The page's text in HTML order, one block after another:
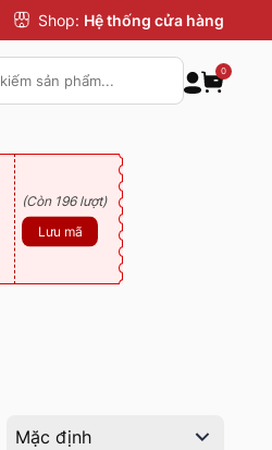
Shop: Hệ thống cửa hàng
0
(Còn 196 lượt)
Lưu mã
Mặc định